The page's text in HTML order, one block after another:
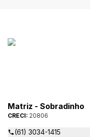
Matriz - Sobradinho
CRECI: 20806
(61) 3034-1415